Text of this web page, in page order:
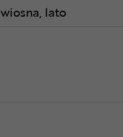
wiosna, lato